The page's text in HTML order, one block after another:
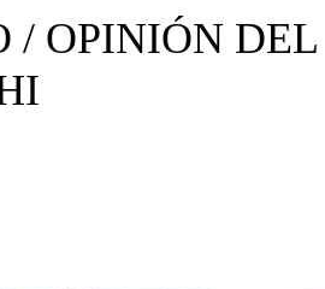
/ OPINIÓN DEL